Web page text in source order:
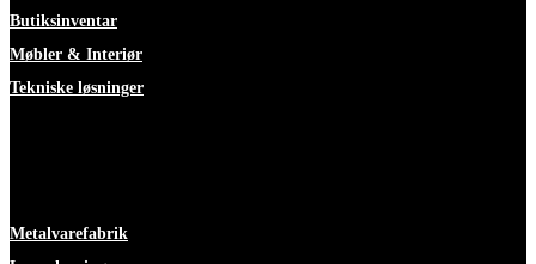
Butiksinventar
Møbler & Interiør
Tekniske løsninger
Metalvarefabrik